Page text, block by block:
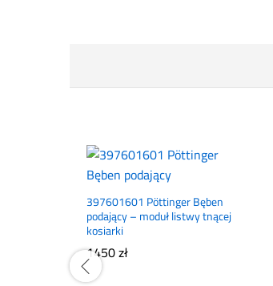
397601601 Pöttinger Bęben
podający – moduł listwy tnącej
kosiarki
1450zł